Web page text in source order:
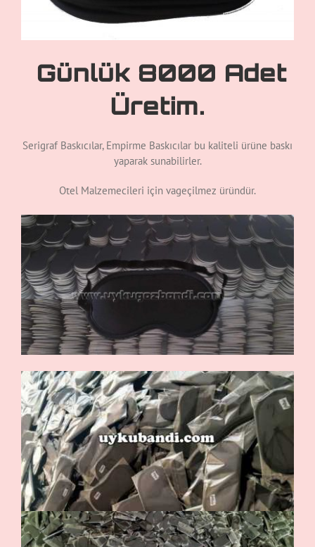
Günlük 8000 Adet
Üretim.
Serigraf Baskıcılar, Empirme Baskıcılar bu kaliteli ürüne baskı
yaparak sunabilirler.
Otel Malzemecileri için vageçilmez üründür.